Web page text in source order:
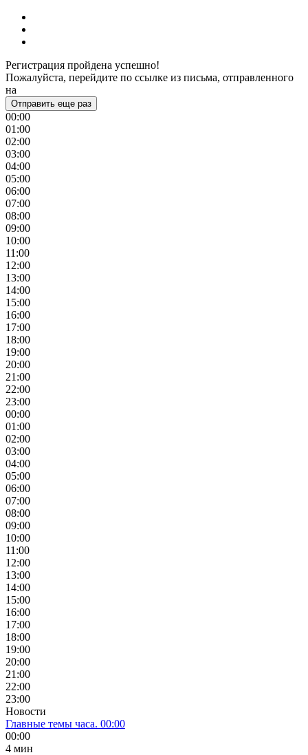
Регистрация пройдена успешно!
Пожалуйста, перейдите по ссылке из письма, отправленного
на
Отправить еще раз
00:00
01:00
02:00
03:00
04:00
05:00
06:00
07:00
08:00
09:00
10:00
11:00
12:00
13:00
14:00
15:00
16:00
17:00
18:00
19:00
20:00
21:00
22:00
23:00
00:00
01:00
02:00
03:00
04:00
05:00
06:00
07:00
08:00
09:00
10:00
11:00
12:00
13:00
14:00
15:00
16:00
17:00
18:00
19:00
20:00
21:00
22:00
23:00
Новости
Главные темы часа. 00:00
00:00
4 мин